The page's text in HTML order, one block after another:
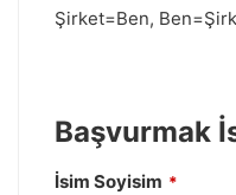
Şirket=Ben,
Başvurmak
İsim Soyisim *